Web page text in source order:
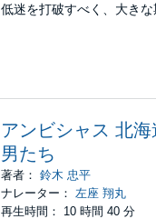
低迷を打破すべく、大き
アンビシャス 北
男たち
著者： 鈴木 忠平
ナレーター： 左座 翔丸
再生時間： 10 時間 40 分